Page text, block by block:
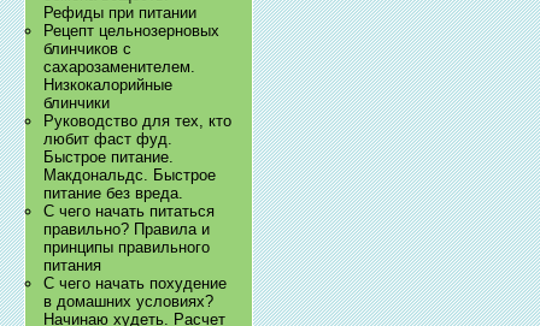
Рефиды при питании
Рецепт цельнозерновых
блинчиков с
сахарозаменителем.
Низкокалорийные
блинчики
Руководство для тех, кто
любит фаст фуд.
Быстрое питание.
Макдональдс. Быстрое
питание без вреда.
С чего начать питаться
правильно? Правила и
принципы правильного
питания
С чего начать похудение
в домашних условиях?
Начинаю худеть. Расчет